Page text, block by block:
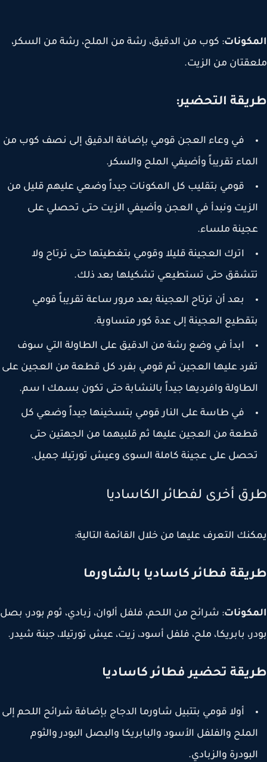
: كوب من الدقيق، رشة من الملح، رشة من السكر،
من الزيت.
التحضير:
في وعاء العجن قومي بإضافة الدقيق إلى نصف كوب من
تقريباً وأضيفي الملح والسكر.
قومي بتقليب كل المكونات جيداً وضعي عليهم قليل من
ونبدأ في العجن وأضيفي الزيت حتى تحصلي على
ملساء.
اترك العجينة قليلا وقومي بتغطيتها حتى ترتاح ولا
حتى تستطيعي تشكيلها بعد ذلك.
بعد أن ترتاح العجينة بعد مرور ساعة تقريباً قومي
العجينة إلى عدة كور متساوية.
ابدأ في وضع رشة من الدقيق على الطاولة التي سوف
عليها العجين ثم قومي بفرد كل قطعة من العجين على
وافرديها جيداً بالنشابة حتى تكون بسمك ١ سم.
في طاسة على النار قومي بتسخينها جيداً وضعي كل
من العجين عليها ثم قلبيهما من الجهتين حتى
على عجينة كاملة السوى وعيش تورتيلا جميل.
أخرى لفطائر الكاساديا
التعرف عليها من خلال القائمة التالية:
فطائر كاساديا بالشاورما
: شرائح من اللحم، فلفل ألوان، زبادي، ثوم بودر، بصل
بابريكا، ملح، فلفل أسود، زيت، عيش تورتيلا، جبنة شيدر.
تحضير فطائر كاساديا
أولا قومي بتتبيل شاورما الدجاج بإضافة شرائح اللحم إلى
والفلفل الأسود والبابريكا والبصل البودر والثوم
والزبادي.